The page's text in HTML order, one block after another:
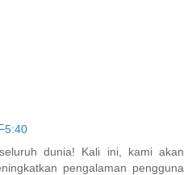
5:40
dunia! Kali ini, kami akan
pengalaman pengguna